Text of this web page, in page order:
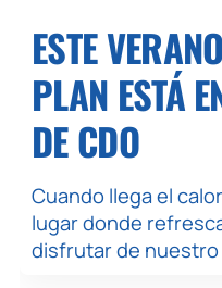
ESTE
PLAN ESTÁ
DE CDO
Cuando llega el
lugar donde
disfrutar de